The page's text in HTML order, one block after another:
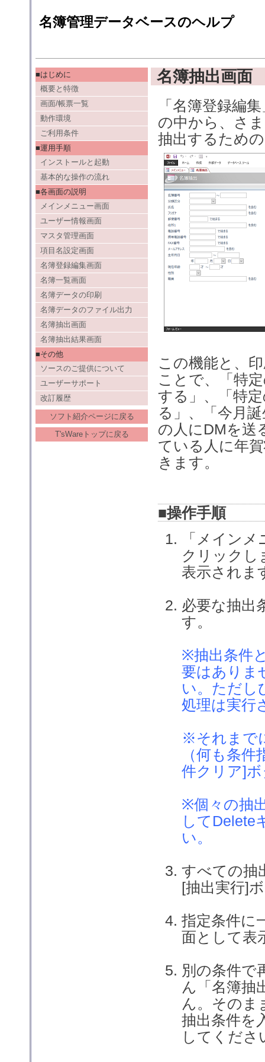
名簿管理データベースのヘルプ
名簿抽出画面
「名簿登録編
の中から、さ
抽出するため
この機能と、
ことで、「特
する」、「特
る」、「今月
の人にDMを送
ている人に年
きます。
■操作手順
「メイン
クリックし
表示されま
必要な抽出
す。
※抽出条件
要はありま
い。ただし
処理は実行
※それまで
（何も条
件クリア]
※個々の抽
してDelete
い。
すべての抽
[抽出実行]
指定条件に
面として表
別の条件で
ん「名簿抽
ん。そのま
抽出条件を
してくださ
■はじめに
概要と特徴
画面/帳票一覧
動作環境
ご利用条件
■運用手順
インストールと起動
基本的な操作の流れ
■各画面の説明
メインメニュー画面
ユーザー情報画面
マスタ管理画面
項目名設定画面
名簿登録編集画面
名簿一覧画面
名簿データの印刷
名簿データのファイル出力
名簿抽出画面
名簿抽出結果画面
■その他
ソースのご提供について
ユーザーサポート
改訂履歴
ソフト紹介ページに戻る
T'sWareトップに戻る